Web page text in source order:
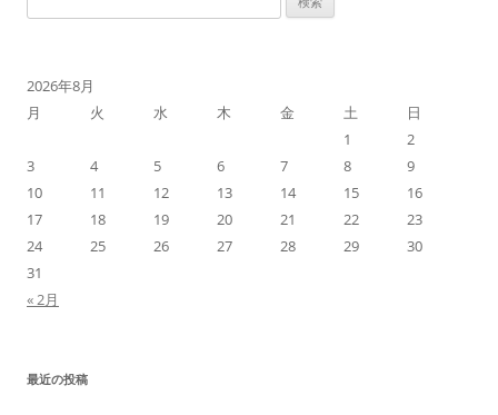
索:
2026年8月
月
火 水 木 金 土
日
1
2
3
4 5 6 7 8
9
10
11 12 13 14 15
16
17
18 19 20 21 22
23
24
25 26 27 28 29
30
31
« 2月
最近の投稿